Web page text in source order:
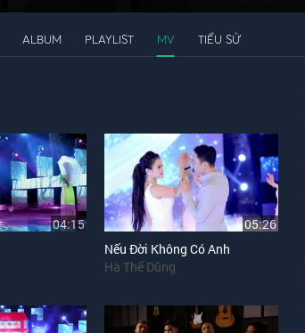
ALBUM PLAYLIST MV TIỂU SỬ
04:15
05:26
Nếu Đời Không Có Anh
Hà Thế Dũng